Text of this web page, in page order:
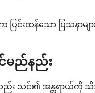
းထန်သော ပြသနာမျ
မည်နည်း
း သင်၏ အန္တရာယ်ကို